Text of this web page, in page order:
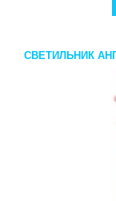
СВЕТИЛЬНИК